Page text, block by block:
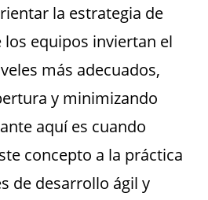
la estrategia de
equipos inviertan el
más adecuados,
y minimizando
aquí es cuando
concepto a la práctica
de desarrollo ágil y